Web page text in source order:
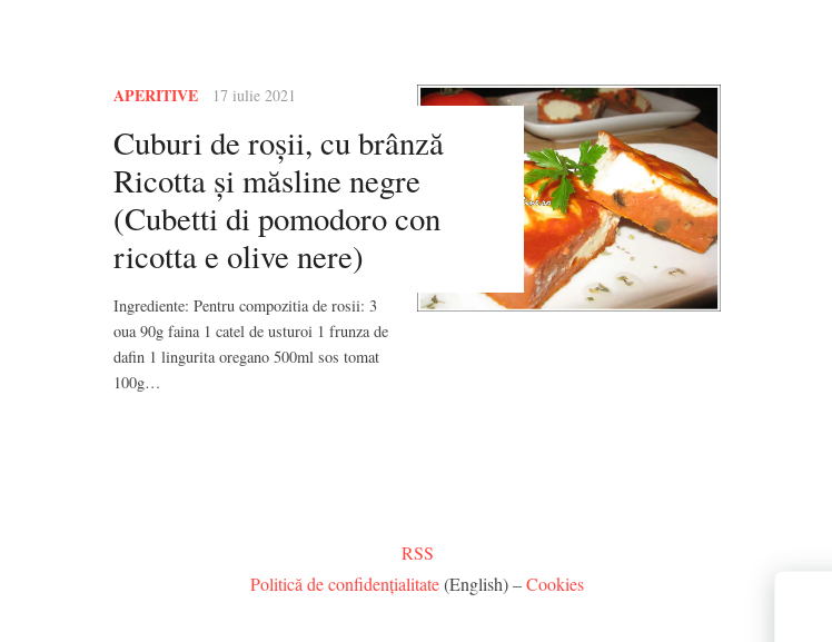
APERITIVE 17 iulie 2021
Cuburi de roșii, cu brânză
Ricotta și măsline negre
(Cubetti di pomodoro con
ricotta e olive nere)
Ingrediente: Pentru compozitia de rosii: 3
oua 90g faina 1 catel de usturoi 1 frunza de
dafin 1 lingurita oregano 500ml sos tomat
100g…
RSS
Politică de confidențialitate(English) –Cookies